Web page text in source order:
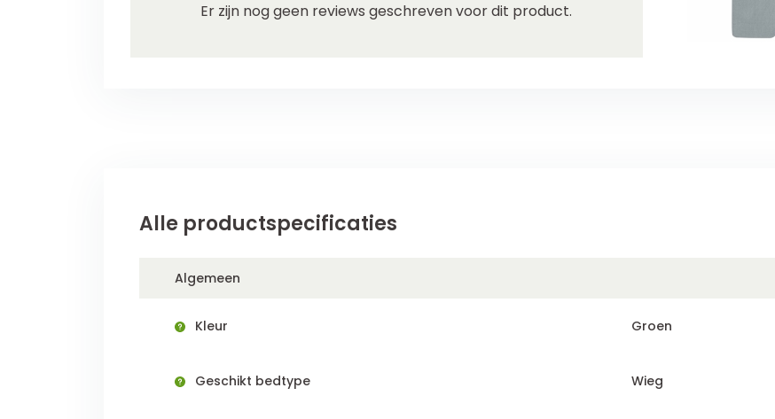
Er zijn nog geen reviews geschreven voor dit product.
Alle productspecificaties
Algemeen
Kleur Groen
Geschikt bedtype Wieg